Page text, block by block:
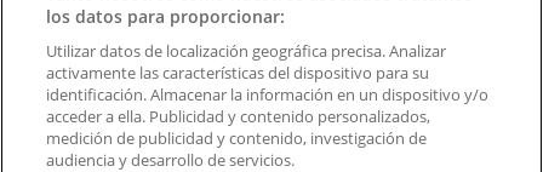
Productos
Productos locales
Ciudades
Descargar la APP Tiendeo
los datos para proporcionar:
Utilizar datos de localización geográfica precisa. Analizar
activamente las características del dispositivo para su
identificación. Almacenar la información en un dispositivo y/o
acceder a ella. Publicidad y contenido personalizados,
medición de publicidad y contenido, investigación de
audiencia y desarrollo de servicios.